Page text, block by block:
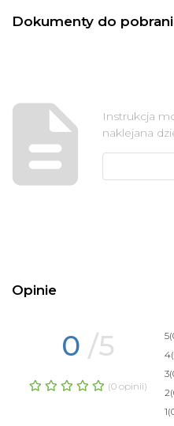
Dokumenty do
Instrukcja
naklejana
Opinie
0 /5
(0 opinii)
5
4
3
2
1